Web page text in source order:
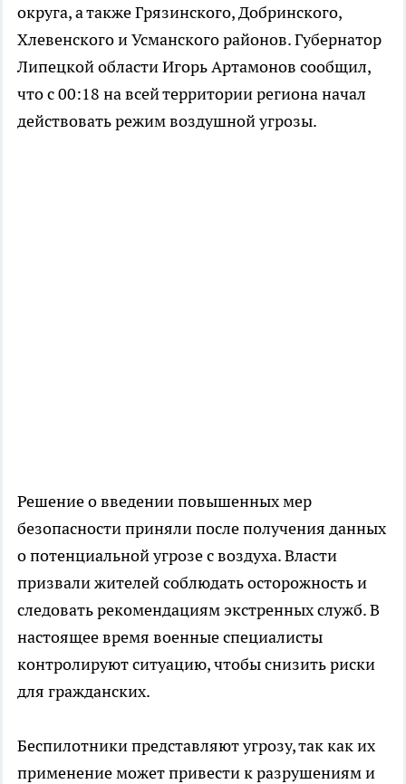
округа, а также Грязинского, Добринского,
Хлевенского и Усманского районов. Губернатор
Липецкой области Игорь Артамонов сообщил,
что с 00:18 на всей территории региона начал
действовать режим воздушной угрозы.
Решение о введении повышенных мер
безопасности приняли после получения данных
о потенциальной угрозе с воздуха. Власти
призвали жителей соблюдать осторожность и
следовать рекомендациям экстренных служб. В
настоящее время военные специалисты
контролируют ситуацию, чтобы снизить риски
для гражданских.
Беспилотники представляют угрозу, так как их
применение может привести к разрушениям и